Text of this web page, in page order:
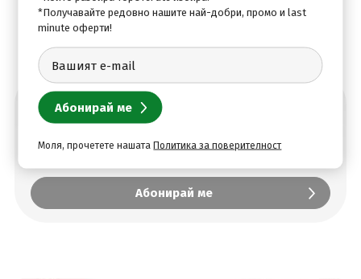
Абонирай се за най-добрите оферти
*Получавайте редовно нашите най-добри, промо и last
minute оферти!
Моля, прочетете нашатаПолитика за поверителност